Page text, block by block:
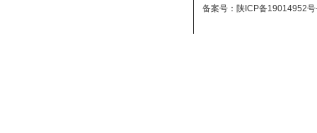
备案号：陕ICP备19014952